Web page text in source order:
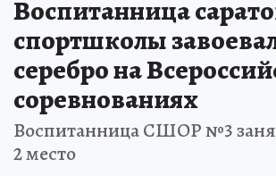
Воспитанница
спортшколы
серебро на
соревнованиях
Воспитанница СШОР №3
2 место